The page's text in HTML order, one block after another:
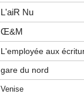
L'aiR Nu
Œ&M
L'employée aux
gare du nord
Venise